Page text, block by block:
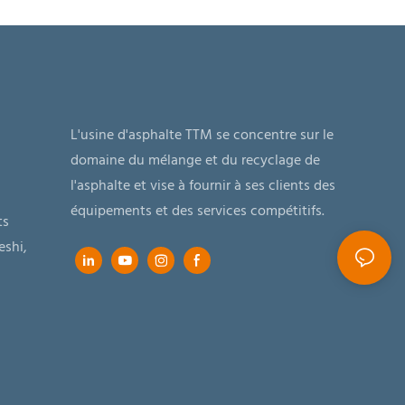
L'usine d'asphalte TTM se concentre sur le
domaine du mélange et du recyclage de
l'asphalte et vise à fournir à ses clients des
équipements et des services compétitifs.